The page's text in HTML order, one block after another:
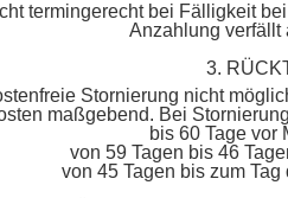
termingerecht bei Fälligkeit
Anzahlung verfällt
3.
Stornierung nicht
maßgebend. Bei
bis 60 Tage vor
von 59 Tagen bis 46
von 45 Tagen bis zum